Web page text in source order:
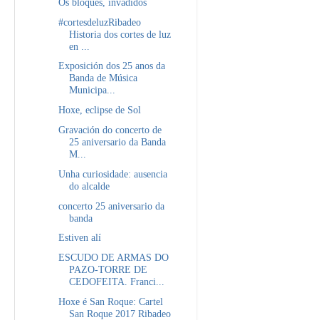
#cortesdeluzRibadeo
Historia dos cortes de luz
en ...
Exposición dos 25 anos da
Banda de Música
Municipa...
Hoxe, eclipse de Sol
Gravación do concerto de
25 aniversario da Banda
M...
Unha curiosidade: ausencia
do alcalde
concerto 25 aniversario da
banda
Estiven alí
ESCUDO DE ARMAS DO
PAZO-TORRE DE
CEDOFEITA. Franci...
Hoxe é San Roque: Cartel
San Roque 2017 Ribadeo